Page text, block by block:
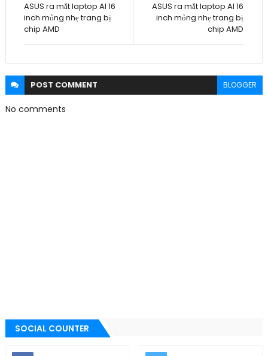
ASUS ra mắt laptop AI 16
inch mỏng nhẹ trang bị
chip AMD
ASUS ra mắt laptop AI 16
inch mỏng nhẹ trang bị
chip AMD
POST COMMENT BLOGGER
No comments
SOCIAL COUNTER